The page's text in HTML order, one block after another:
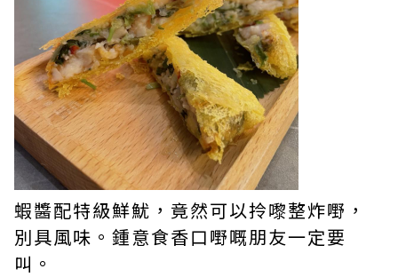
蝦醬配特級鮮魷，竟然可以拎嚟整炸嘢，
別具風味。鍾意食香口嘢嘅朋友一定要
叫。